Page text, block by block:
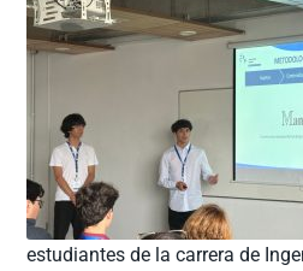
estudiantes de la carrera de